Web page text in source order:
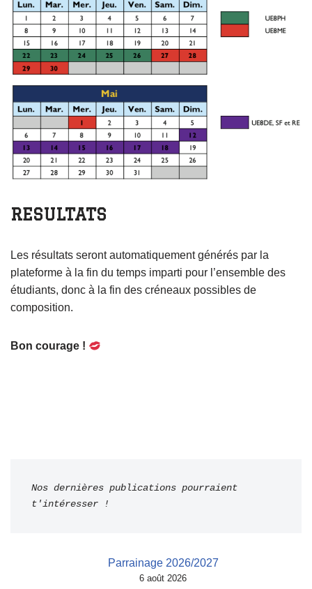
RESULTATS
Les résultats seront automatiquement générés par la
plateforme à la fin du temps imparti pour l’ensemble des
étudiants, donc à la fin des créneaux possibles de
composition.
Bon courage !
Nos dernières publications pourraient
t'intéresser !
Parrainage 2026/2027
6 août 2026